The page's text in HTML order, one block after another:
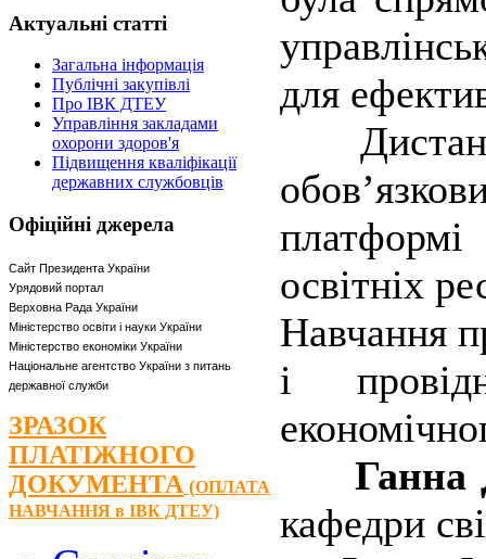
для
освітніх
Навчання
і
Ганна
кафедри
Актуальні статті
Загальна інформація
Публічні закупівлі
Про ІВК ДТЕУ
Управління закладами
охорони здоров'я
Підвищення кваліфікації
державних службовців
Офіційні джерела
Сайт Президента України
Урядовий портал
Верховна Рада України
Міністерство освіти і науки України
Міністерство економіки України
Національне агентство України з питань
державної служби
ЗРАЗОК
ПЛАТІЖНОГО
ДОКУМЕНТА (ОПЛАТА
НАВЧАННЯ в ІВК ДТЕУ)